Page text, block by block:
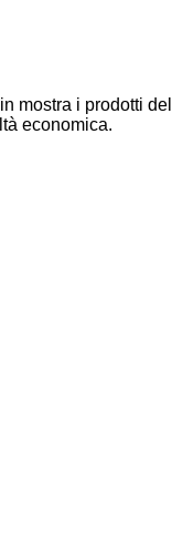
mostra i prodotti
economica.